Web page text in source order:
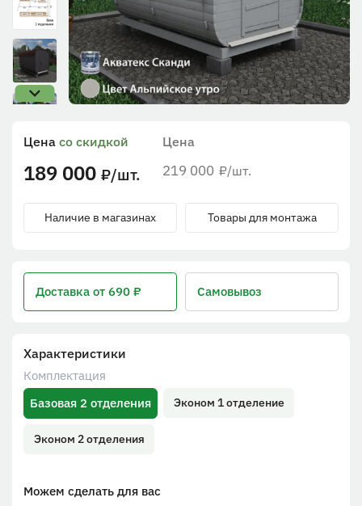
Характеристики
Комплектация
Базовая 2 отделения
Эконом 1 отделение
Эконом 2 отделения
Можем сделать для вас
Цена
219 000 ₽/шт.
Цена со скидкой
189 000 ₽/шт.
Наличие в магазинах Товары для монтажа
Доставка от 690 ₽ Самовывоз